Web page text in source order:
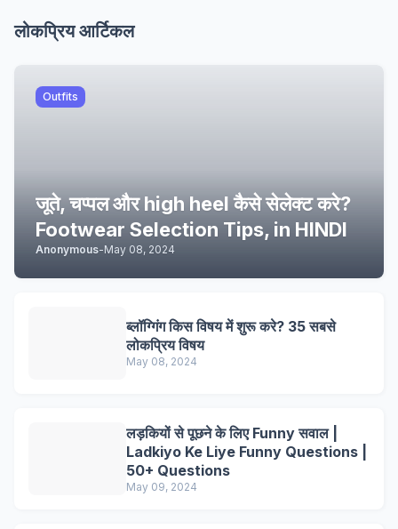
लोकप्रिय आर्टिकल
Outfits
जूते, चप्पल और high heel कैसे सेलेक्ट करे?
Footwear Selection Tips, in HINDI
Anonymous-May 08, 2024
ब्लॉग्गिंग किस विषय में शुरू करे? 35 सबसे
लोकप्रिय विषय
May 08, 2024
लड़कियों से पूछने के लिए Funny सवाल |
Ladkiyo Ke Liye Funny Questions |
50+ Questions
May 09, 2024